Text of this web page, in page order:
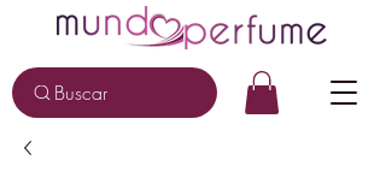
Buscar